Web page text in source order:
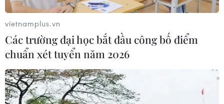
Chiêm ngưỡng vẻ đẹp của phụ nữ Thủ đô
trong Tuần lễ Áo dài
vietnamplus.vn
Các trường đại học bắt đầu công bố điểm
chuẩn xét tuyển năm 2026